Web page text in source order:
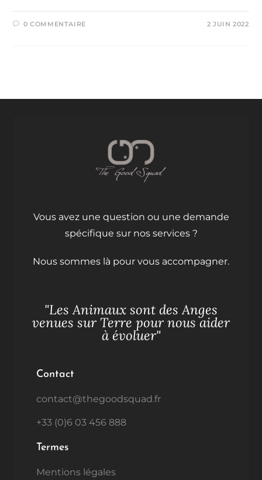
0 COMMENTAIRE 2 JUIN 2022
Vous avez une question ou une demande
spécifique sur nos services ?
Nous sommes là pour vous accompagner.
"Les Animaux sont des Anges
venues sur Terre pour nous aider
à évoluer"
Contact
contact@thegoodsquad.fr
+33 (0)6 03 456 888
Termes
Mentions légales